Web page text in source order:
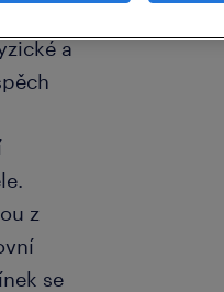
a
z
se